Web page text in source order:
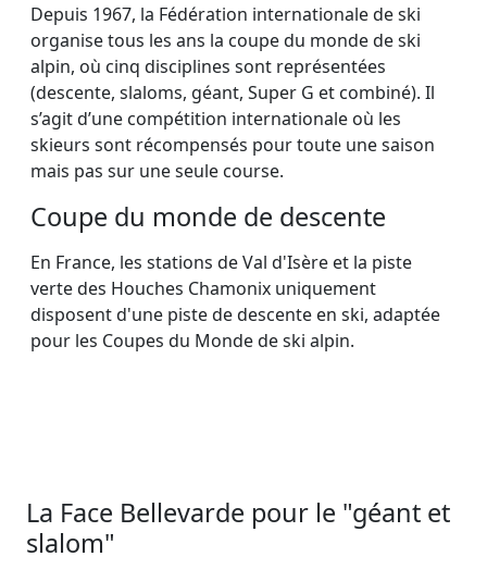
Depuis 1967, la Fédération internationale de ski
organise tous les ans la coupe du monde de ski
alpin, où cinq disciplines sont représentées
(descente, slaloms, géant, Super G et combiné). Il
s’agit d’une compétition internationale où les
skieurs sont récompensés pour toute une saison
mais pas sur une seule course.
Coupe du monde de descente
En France, les stations de Val d'Isère et la piste
verte des Houches Chamonix uniquement
disposent d'une piste de descente en ski, adaptée
pour les Coupes du Monde de ski alpin.
La Face Bellevarde pour le "géant et
slalom"